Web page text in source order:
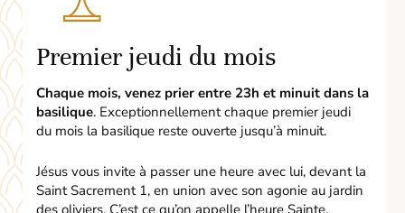
Premier jeudi du mois
Chaque mois, venez prier entre 23h et minuit dans la
basilique. Exceptionnellement chaque premier jeudi
du mois la basilique reste ouverte jusqu’à minuit.
Jésus vous invite à passer une heure avec lui, devant la
Saint Sacrement 1, en union avec son agonie au jardin
des oliviers. C’est ce qu’on appelle l’heure Sainte.